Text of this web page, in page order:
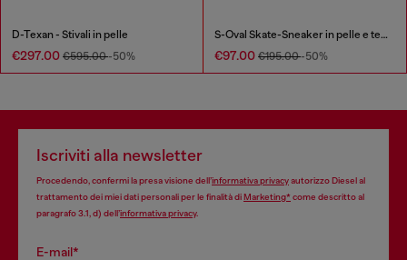
D-Texan - Stivali in pelle
€297.00 €595.00-50%
S-Oval Skate-Sneaker in pelle e tessuto
€97.00 €195.00-50%
Iscriviti alla newsletter
Procedendo, confermi la presa visione dell’informativa privacyautorizzo Diesel al
trattamento dei miei dati personali per le finalità diMarketing*come descritto al
paragrafo 3.1, d) dell’informativa privacy.
E-mail*